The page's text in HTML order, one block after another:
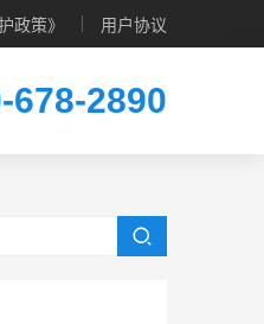
政策》 用户协议
678-2890